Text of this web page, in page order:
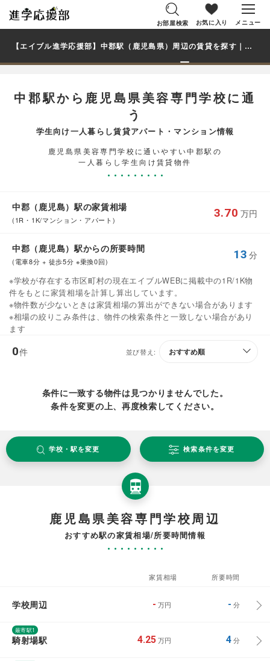
お部屋検索 お気に入り メニュー
【エイブル進学応援部】中郡駅（鹿児島県）周辺の賃貸を探す｜鹿児島県美容専門学校学生・大学生の一人暮らし向け賃貸マンション・アパート
中郡駅から鹿児島県美容専門学校に通
う
学生向け一人暮らし賃貸アパート・マンション情報
鹿児島県美容専門学校に通いやすい中郡駅の
一人暮らし学生向け賃貸物件
中郡（鹿児島）駅の家賃相場
(1R・1K/マンション・アパート)
3.70 万円
中郡（鹿児島）駅からの所要時間
(電車8分 + 徒歩5分 ※乗換0回)
13 分
※学校が存在する市区町村の現在エイブルWEBに掲載中の1R/1K物
件をもとに家賃相場を計算し算出しています。
※物件数が少ないときは家賃相場の算出ができない場合があります
※相場の絞りこみ条件は、物件の検索条件と一致しない場合があり
ます
0件 並び替え:
条件に一致する物件は見つかりませんでした。
条件を変更の上、再度検索してください。
学校・駅を変更 検索条件を変更
鹿児島県美容専門学校周辺
おすすめ駅の家賃相場/所要時間情報
家賃相場 所要時間
学校周辺 - 万円 - 分
最寄駅1
騎射場駅 4.25 万円 4分